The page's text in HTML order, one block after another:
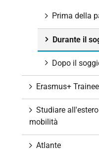
Prima della
Durante il
Dopo il
Erasmus+
Studiare
mobilità
Atlante